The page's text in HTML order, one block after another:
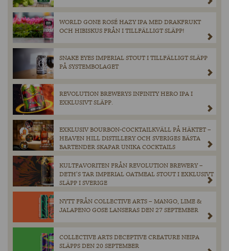
WORLD GONE ROSÉ HAZY IPA MED DRAKFRUKT
OCH HIBISKUS FRÅN I TILLFÄLLIGT SLÄPP!
SNAKE EYES IMPERIAL STOUT I TILLFÄLLIGT SLÄPP
PÅ SYSTEMBOLAGET
REVOLUTION BREWERYS INFINITY HERO IPA I
EXKLUSIVT SLÄPP.
EXKLUSIV BOURBON-COCKTAILKVÄLL PÅ HÄKTET –
HEAVEN HILL DISTILLERY OCH SVERIGES BÄSTA
BARTENDER SKAPAR UNIKA COCKTAILS
KULTFAVORITEN FRÅN REVOLUTION BREWERY –
DETH’S TAR IMPERIAL OATMEAL STOUT I EXKLUSIVT
SLÄPP I SVERIGE
NYTT FRÅN COLLECTIVE ARTS – MANGO, LIME &
JALAPENO GOSE LANSERAS DEN 27 SEPTEMBER
COLLECTIVE ARTS DECEPTIVE CREATURE NEIPA
SLÄPPS DEN 20 SEPTEMBER